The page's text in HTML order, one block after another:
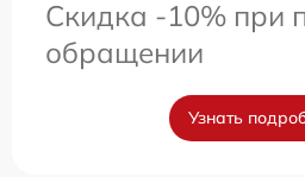
Скидка -10% при
обращении
Узнать